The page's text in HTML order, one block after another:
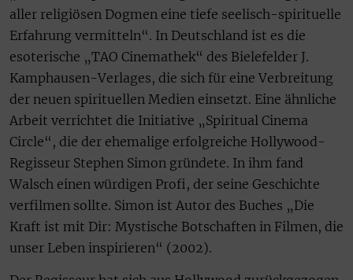
aller religiösen Dogmen eine tiefe seelisch-spirituelle
Erfahrung vermitteln“. In Deutschland ist es die
esoterische „TAO Cinemathek“ des Bielefelder J.
Kamphausen-Verlages, die sich für eine Verbreitung
der neuen spirituellen Medien einsetzt. Eine ähnliche
Arbeit verrichtet die Initiative „Spiritual Cinema
Circle“, die der ehemalige erfolgreiche Hollywood-
Regisseur Stephen Simon gründete. In ihm fand
Walsch einen würdigen Profi, der seine Geschichte
verfilmen sollte. Simon ist Autor des Buches „Die
Kraft ist mit Dir: Mystische Botschaften in Filmen, die
unser Leben inspirieren“ (2002).